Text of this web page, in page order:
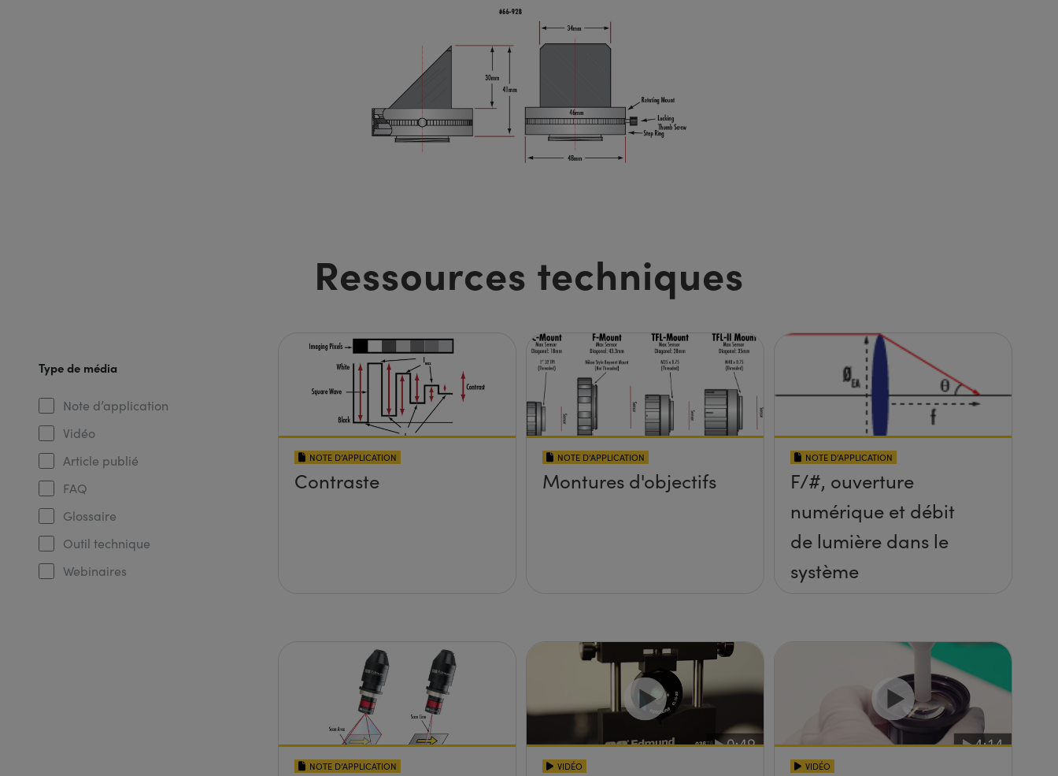
Ressources techniques
Type de média
Note d’application
Vidéo
Article publié
FAQ
Glossaire
Outil technique
Webinaires
NOTE D’APPLICATION
Contraste
NOTE D’APPLICATION
Montures d'objectifs
NOTE D’APPLICATION
F/#, ouverture
numérique et débit
de lumière dans le
système
NOTE D’APPLICATION VIDÉO VIDÉO